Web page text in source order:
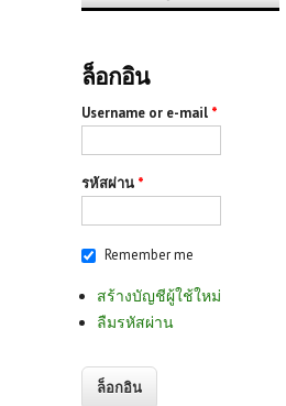
ล็อกอิน
Username or e-mail *
รหัสผ่าน *
Remember me
สร้างบัญชีผู้ใช้ใหม่
ลืมรหัสผ่าน